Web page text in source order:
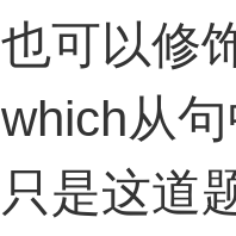
也可以修
which从
只是这道